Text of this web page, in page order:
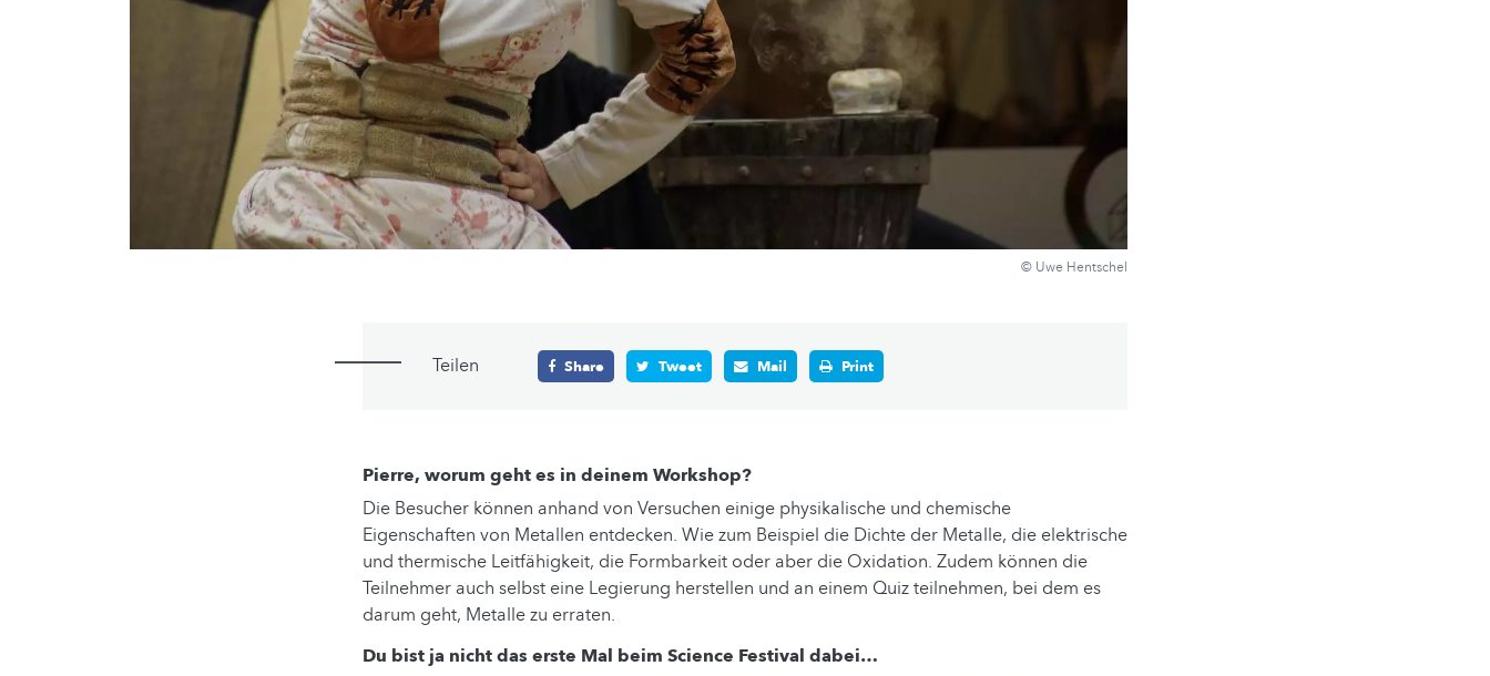
© Uwe Hentschel
Teilen Share Tweet Mail Print
Pierre, worum geht es in deinem Workshop?
Die Besucher können anhand von Versuchen einige physikalische und chemische
Eigenschaften von Metallen entdecken. Wie zum Beispiel die Dichte der Metalle, die elektrische
und thermische Leitfähigkeit, die Formbarkeit oder aber die Oxidation. Zudem können die
Teilnehmer auch selbst eine Legierung herstellen und an einem Quiz teilnehmen, bei dem es
darum geht, Metalle zu erraten.
Du bist ja nicht das erste Mal beim Science Festival dabei…